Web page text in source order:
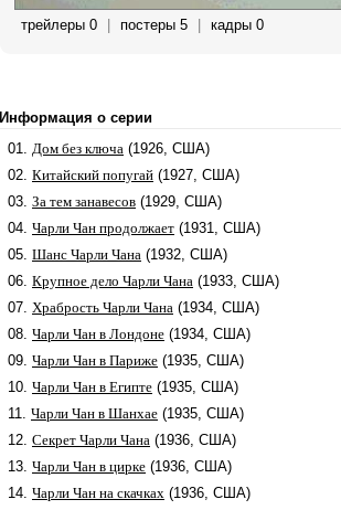
трейлеры 0 постеры 5 кадры 0
Информация о серии
01. Дом без ключа (1926, США)
02. Китайский попугай (1927, США)
03. За тем занавесов (1929, США)
04. Чарли Чан продолжает (1931, США)
05. Шанс Чарли Чана (1932, США)
06. Крупное дело Чарли Чана (1933, США)
07. Храбрость Чарли Чана (1934, США)
08. Чарли Чан в Лондоне (1934, США)
09. Чарли Чан в Париже (1935, США)
10. Чарли Чан в Египте (1935, США)
11. Чарли Чан в Шанхае (1935, США)
12. Секрет Чарли Чана (1936, США)
13. Чарли Чан в цирке (1936, США)
14. Чарли Чан на скачках (1936, США)